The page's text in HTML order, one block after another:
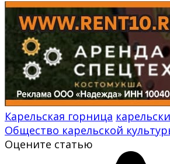
Карельская горница
Общество карельской
Оцените статью